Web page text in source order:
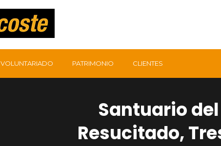
VOLUNTARIADO PATRIMONIO CLIENTES
Santuario
Resucitado,